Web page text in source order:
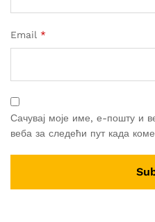
Email *
Сачувај моје име, е-пошту и
веба за следећи пут када